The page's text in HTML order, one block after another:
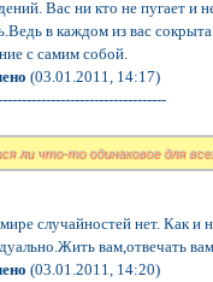
Вас ни кто не пугает и
в каждом из вас
с самим собой.
(03.01.2011, 14:17)
ли что-то одинаковое для
случайностей нет. Как и
вам,отвечать
(03.01.2011, 14:20)